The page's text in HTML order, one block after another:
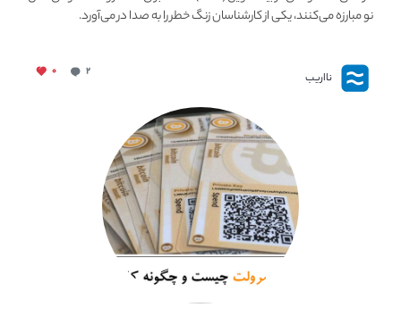
نو مبارزه می‌کنند، یکی از کارشناسان زنگ خطر را به صدا در می‌آورد.
نااریب ۲ ۰